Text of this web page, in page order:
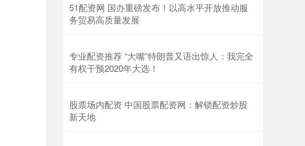
51配资网 国办重磅发布！以高水平开放推动服
务贸易高质量发展
专业配资推荐 “大嘴”特朗普又语出惊人：我完全
有权干预2020年大选！
股票场内配资 中国股票配资网：解锁配资炒股
新天地